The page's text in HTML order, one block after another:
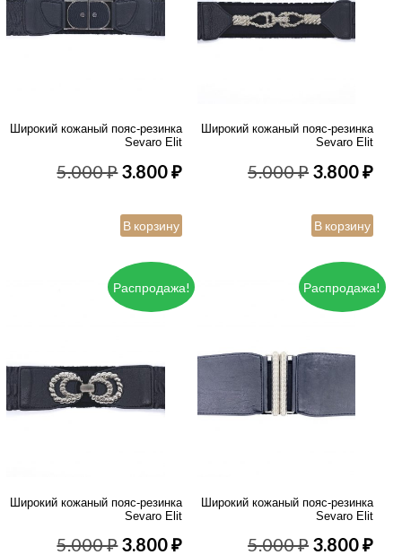
Широкий кожаный пояс-резинка
Sevaro Elit
5.000₽Первоначальная
составляла
5.000 ₽.
3.800₽Текущая
3.800 ₽.
В корзину
Широкий кожаный пояс-резинка
Sevaro Elit
5.000₽
5.000 ₽.
3.800₽
В корзину
Распродажа!
Широкий кожаный пояс-резинка
Sevaro Elit
5.000₽Первоначальная
3.800₽Текущая
Распродажа!
Широкий кожаный пояс-резинка
Sevaro Elit
5.000₽ 3.800₽